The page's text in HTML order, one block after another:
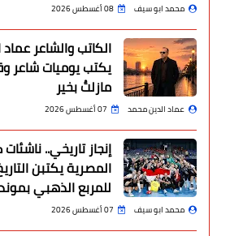
محمد ابو سيف 08 أغسطس 2026
الكاتب والشاعر
يكتب يوميات شاعر
مازلتُ بخير
عماد الدين محمد 07 أغسطس 2026
إنجاز تاريخي..
المصرية يكتبن
للمربع الذهبي
محمد ابو سيف 07 أغسطس 2026